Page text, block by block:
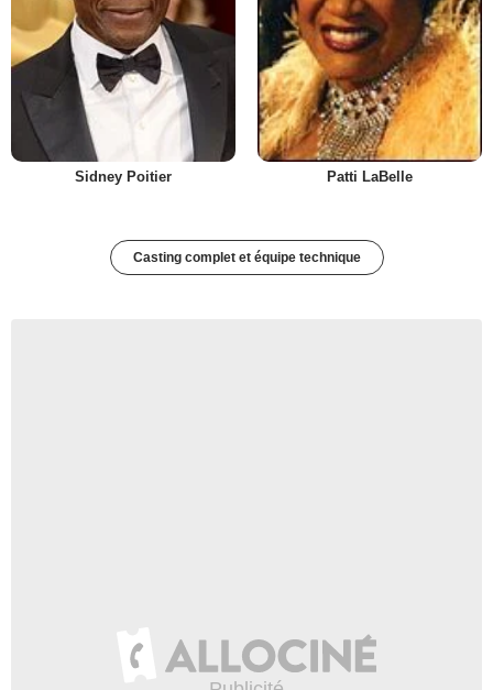
Sidney Poitier Patti LaBelle
Casting complet et équipe technique